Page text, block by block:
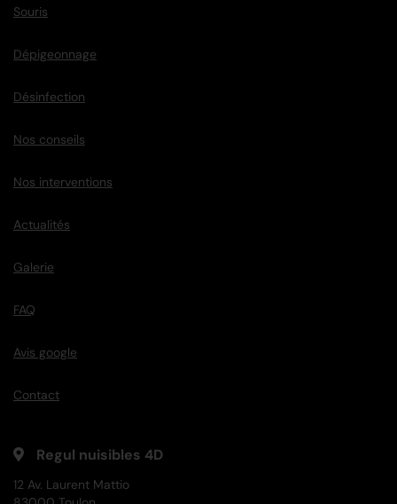
Souris
Dépigeonnage
Désinfection
Nos conseils
Nos interventions
Actualités
Galerie
FAQ
Avis google
Contact
Regul nuisibles 4D
12 Av. Laurent Mattio